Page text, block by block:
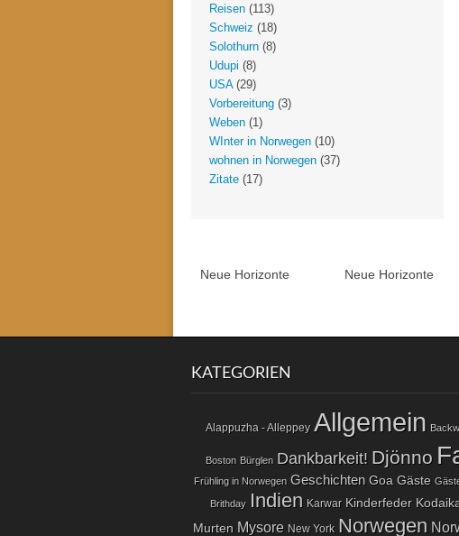
Reisen (113)
Schweiz (18)
Solothurn (8)
Udupi (8)
USA(29)
Vorbereitung (3)
Weben (1)
WInter in Norwegen (10)
wohnen in Norwegen (37)
Zitate (17)
Neue Horizonte Neue Horizonte
KATEGORIEN
Alappuzha - Alleppey Allgemein
Boston Bürglen Dankbarkeit! Djönno
Frühling in Norwegen Geschichten Goa Gäste
Brithday Indien Karwar Kinderfeder
Murten Mysore New York Norwegen